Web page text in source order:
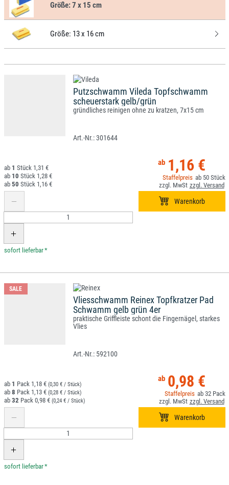
Größe:7 x 15 cm
Größe: 13 x 16 cm
Putzschwamm Vileda Topfschwamm
scheuerstark gelb/grün
gründliches reinigen ohne zu kratzen, 7x15 cm
301644
1,16 €
50
1
1,31 €
10
1,28 €
50
1,16 €
*
SALE
Vliesschwamm Reinex Topfkratzer Pad
Schwamm gelb grün 4er
praktische Griffleiste schont die Fingernägel, starkes
Vlies
592100
0,98 €
32
1 1,18 € (0,30 € / Stück)
8 1,13 € (0,28 € / Stück)
32 0,98 € (0,24 € / Stück)
*